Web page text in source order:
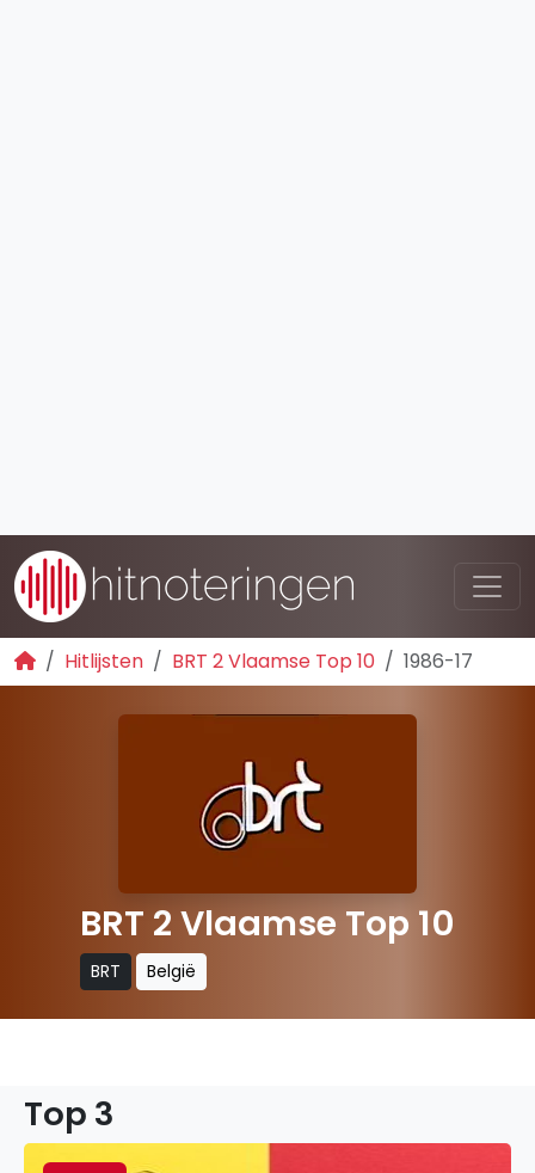
Hitlijsten BRT 2 Vlaamse Top 10 1986-17
BRT 2 Vlaamse Top 10
BRT België
Top 3